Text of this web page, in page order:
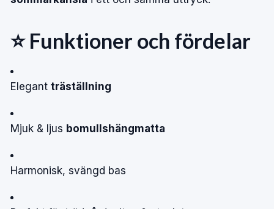
⭐ Funktioner och fördelar
Elegant träställning
Mjuk & ljus bomullshängmatta
Harmonisk, svängd bas